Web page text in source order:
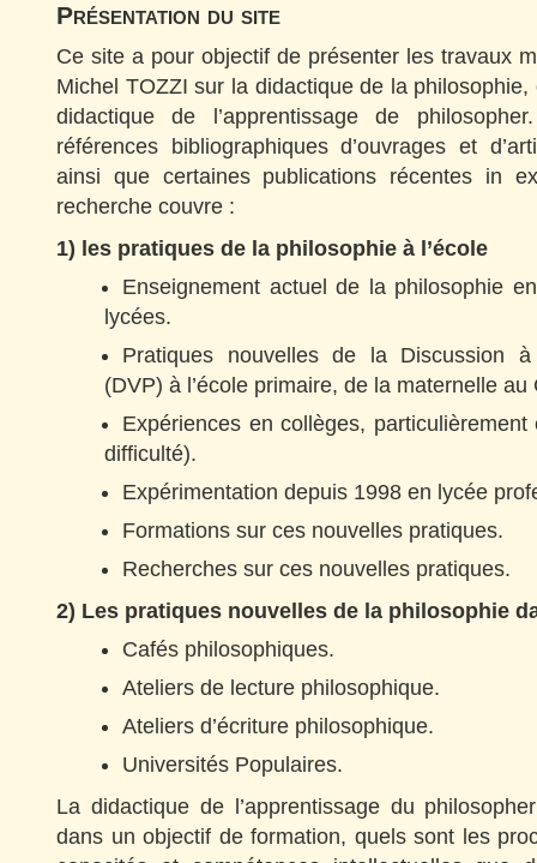
Présentation du site
Ce site a pour objectif de présenter les travaux
Michel TOZZI sur la didactique de la
didactique de l’apprentissage de
références bibliographiques d’ouvrages et
ainsi que certaines publications récentes in
recherche couvre :
1) les pratiques de la philosophie à l’école
Enseignement actuel de la philosophie
lycées.
Pratiques nouvelles de la Discussion à
(DVP) à l’école primaire, de la maternelle au
Expériences en collèges,
difficulté).
Expérimentation depuis 1998 en lycée
Formations sur ces nouvelles pratiques.
Recherches sur ces nouvelles pratiques.
2) Les pratiques nouvelles de la philosophie
Cafés philosophiques.
Ateliers de lecture philosophique.
Ateliers d’écriture philosophique.
Universités Populaires.
La didactique de l’apprentissage du
dans un objectif de formation, quels sont les